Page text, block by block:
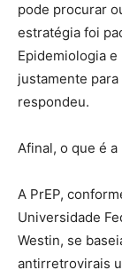
pode procurar
estratégia foi
Epidemiologia e
justamente
respondeu.
Afinal, o que é a
A PrEP,
Universidade
Westin, se
antirretrovirais